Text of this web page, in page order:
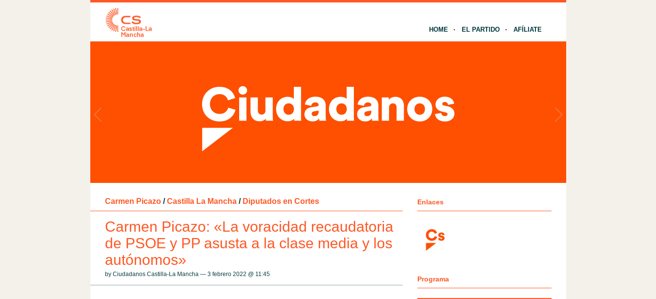
HOME EL PARTIDO AFÍLIATE
Carmen Picazo / Castilla La Mancha / Diputados en Cortes
Carmen Picazo: «La voracidad recaudatoria
de PSOE y PP asusta a la clase media y los
autónomos»
by Ciudadanos Castilla-La Mancha — 3 febrero 2022 @ 11:45
Enlaces
Programa